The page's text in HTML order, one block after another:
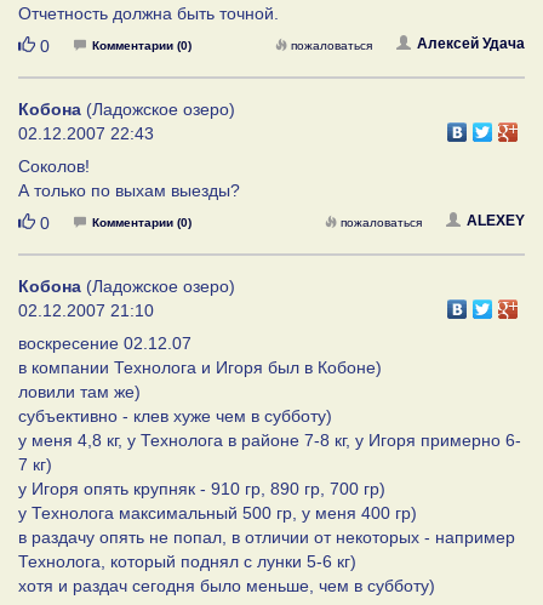
Отчетность должна быть точной.
Нравится
0 Комментарии (0) Алексей Удача
пожаловаться
Кобона (Ладожское озеро)
02.12.2007 22:43
Соколов!
А только по выхам выезды?
Нравится
0 Комментарии (0) ALEXEY
пожаловаться
Кобона (Ладожское озеро)
02.12.2007 21:10
воскресение 02.12.07
в компании Технолога и Игоря был в Кобоне)
ловили там же)
субъективно - клев хуже чем в субботу)
у меня 4,8 кг, у Технолога в районе 7-8 кг, у Игоря примерно 6-
7 кг)
у Игоря опять крупняк - 910 гр, 890 гр, 700 гр)
у Технолога максимальный 500 гр, у меня 400 гр)
в раздачу опять не попал, в отличии от некоторых - например
Технолога, который поднял с лунки 5-6 кг)
хотя и раздач сегодня было меньше, чем в субботу)